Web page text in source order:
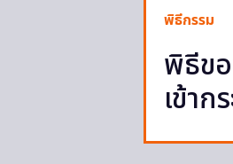
พิธีกรรม
พิธีข
เข้าก